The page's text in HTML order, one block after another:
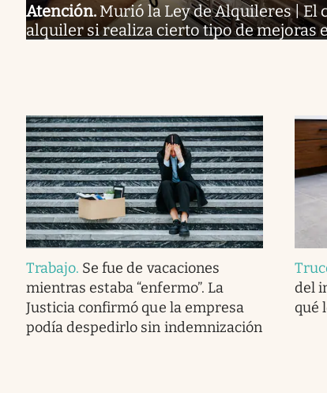
Atención. Murió la Ley de Alquileres | El
alquiler si realiza cierto tipo de mejoras
Trabajo. Se fue de vacaciones
mientras estaba “enfermo”. La
Justicia confirmó que la empresa
podía despedirlo sin indemnización
del
qué